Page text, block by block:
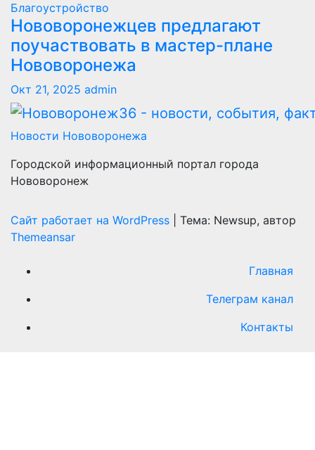
Благоустройство
Нововоронежцев предлагают
поучаствовать в мастер-плане
Нововоронежа
Окт 21, 2025 admin
Новости Нововоронежа
Городской информационный портал города
Нововоронеж
Сайт работает на WordPress
Тема: Newsup, автор
Themeansar
Главная
Телеграм канал
Контакты